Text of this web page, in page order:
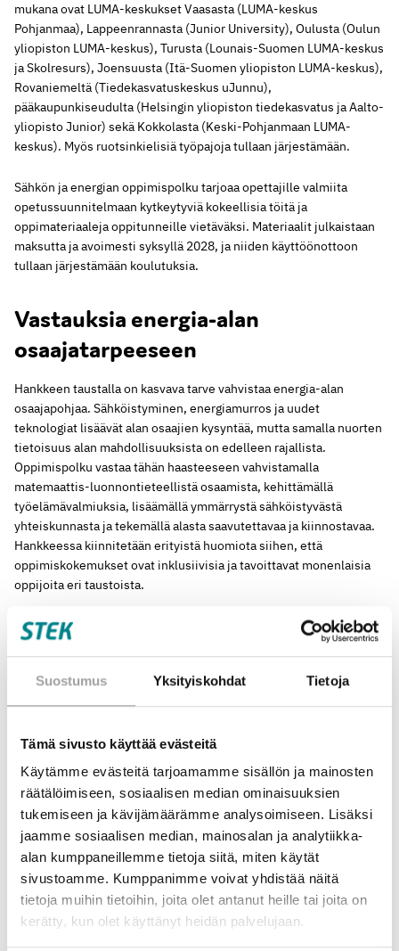
Suostumus Yksityiskohdat Tietoja
Tämä sivusto käyttää evästeitä
Käytämme evästeitä tarjoamamme sisällön ja mainosten
räätälöimiseen, sosiaalisen median ominaisuuksien
tukemiseen ja kävijämäärämme analysoimiseen. Lisäksi
jaamme sosiaalisen median, mainosalan ja analytiikka-
alan kumppaneillemme tietoja siitä, miten käytät
sivustoamme. Kumppanimme voivat yhdistää näitä
tietoja muihin tietoihin, joita olet antanut heille tai joita on
kerätty, kun olet käyttänyt heidän palvelujaan.
mukana ovat LUMA-keskukset Vaasasta (LUMA-keskus
Pohjanmaa), Lappeenrannasta (Junior University), Oulusta (Oulun
yliopiston LUMA-keskus), Turusta (Lounais-Suomen LUMA-keskus
ja Skolresurs), Joensuusta (Itä-Suomen yliopiston LUMA-keskus),
Rovaniemeltä (Tiedekasvatuskeskus uJunnu),
pääkaupunkiseudulta (Helsingin yliopiston tiedekasvatus ja Aalto-
yliopisto Junior) sekä Kokkolasta (Keski-Pohjanmaan LUMA-
keskus). Myös ruotsinkielisiä työpajoja tullaan järjestämään.
Sähkön ja energian oppimispolku tarjoaa opettajille valmiita
opetussuunnitelmaan kytkeytyviä kokeellisia töitä ja
oppimateriaaleja oppitunneille vietäväksi. Materiaalit julkaistaan
maksutta ja avoimesti syksyllä 2028, ja niiden käyttöönottoon
tullaan järjestämään koulutuksia.
Vastauksia energia-alan
osaajatarpeeseen
Hankkeen taustalla on kasvava tarve vahvistaa energia-alan
osaajapohjaa. Sähköistyminen, energiamurros ja uudet
teknologiat lisäävät alan osaajien kysyntää, mutta samalla nuorten
tietoisuus alan mahdollisuuksista on edelleen rajallista.
Oppimispolku vastaa tähän haasteeseen vahvistamalla
matemaattis-luonnontieteellistä osaamista, kehittämällä
työelämävalmiuksia, lisäämällä ymmärrystä sähköistyvästä
yhteiskunnasta ja tekemällä alasta saavutettavaa ja kiinnostavaa.
Hankkeessa kiinnitetään erityistä huomiota siihen, että
oppimiskokemukset ovat inklusiivisia ja tavoittavat monenlaisia
oppijoita eri taustoista.
Hankkeen keskeinen tavoite on jättää pysyvä jälki suomalaiseen
koulutusjärjestelmään. Tuloksena syntyy avoin, skaalautuva ja
verkoston perustoimintaa. Kaikki oppimispolun materiaalit ja
toimintatavat jäävät käyttöön hankkeen jälkeen.
Seuraavat askeleet oppimispolulla
Osallistua voi monella tapaa. Verkosto teettää tarvekartoituksen
sähkön ja energian teemoista syksyllä 2026, pilotoi uusia
työpajoja ja materiaaleja oppilasryhmien kanssa keväällä 2027 ja
avaa kaikille avoimet työpajat varattavaksi syksyllä 2027.
Työpajoihin voi osallistua koko vuoden 2028 ajan. Kaikki hankkeen
materiaalit tullaan julkaisemaanAvointen oppimateriaalien
kirjastossa
syksyllä 2028 opettajien vapaaseen käyttöön.